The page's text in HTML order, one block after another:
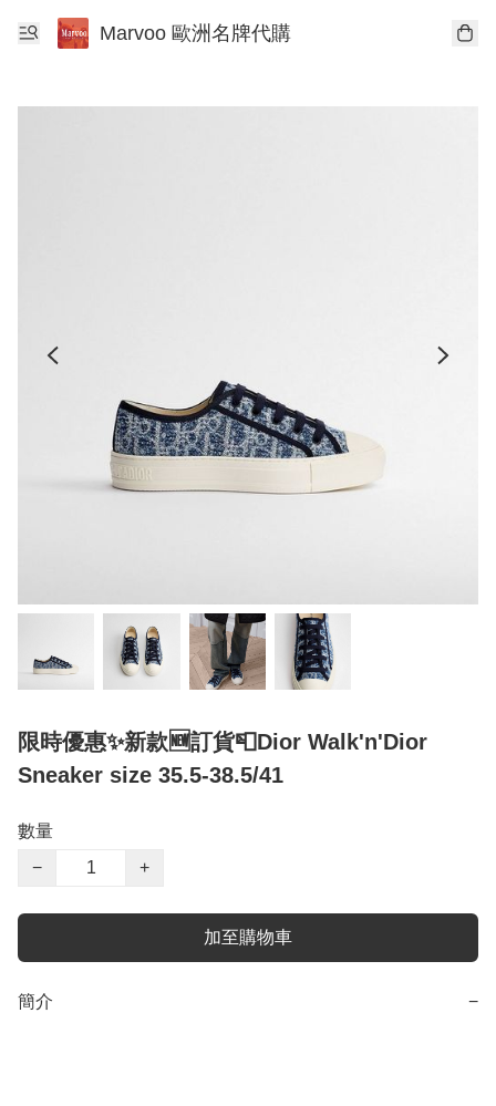
Marvoo 歐洲名牌代購
限時優惠✨新款🆕訂貨📮Dior Walk'n'Dior
Sneaker size 35.5-38.5/41
數量
−
+
加至購物車
簡介 −